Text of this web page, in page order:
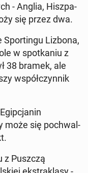
- Anglia, Hisz­pa­
się przez dwa.
Sportin­gu Lizbona,
w spotka­niu z
38 bramek, ale
współczyn­nik
może się pochwal­
z Puszczą